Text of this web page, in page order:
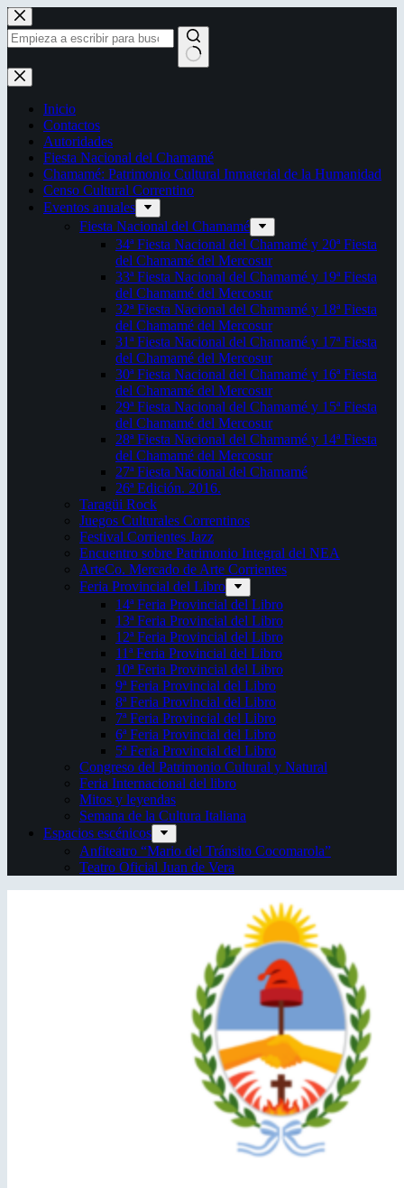
Saltar
al
contenido
Sin
resultados
Inicio
Contactos
Autoridades
Fiesta Nacional del Chamamé
Chamamé: Patrimonio Cultural Inmaterial de la Humanidad
Censo Cultural Correntino
Eventos anuales
Fiesta Nacional del Chamamé
34ª Fiesta Nacional del Chamamé y 20ª Fiesta
del Chamamé del Mercosur
33ª Fiesta Nacional del Chamamé y 19ª Fiesta
del Chamamé del Mercosur
32ª Fiesta Nacional del Chamamé y 18ª Fiesta
del Chamamé del Mercosur
31ª Fiesta Nacional del Chamamé y 17ª Fiesta
del Chamamé del Mercosur
30ª Fiesta Nacional del Chamamé y 16ª Fiesta
del Chamamé del Mercosur
29ª Fiesta Nacional del Chamamé y 15ª Fiesta
del Chamamé del Mercosur
28ª Fiesta Nacional del Chamamé y 14ª Fiesta
del Chamamé del Mercosur
27ª Fiesta Nacional del Chamamé
26ª Edición. 2016.
Taragüi Rock
Juegos Culturales Correntinos
Festival Corrientes Jazz
Encuentro sobre Patrimonio Integral del NEA
ArteCo. Mercado de Arte Corrientes
Feria Provincial del Libro
14ª Feria Provincial del Libro
13ª Feria Provincial del Libro
12ª Feria Provincial del Libro
11ª Feria Provincial del Libro
10ª Feria Provincial del Libro
9ª Feria Provincial del Libro
8ª Feria Provincial del Libro
7ª Feria Provincial del Libro
6ª Feria Provincial del Libro
5ª Feria Provincial del Libro
Congreso del Patrimonio Cultural y Natural
Feria Internacional del libro
Mitos y leyendas
Semana de la Cultura Italiana
Espacios escénicos
Anfiteatro “Mario del Tránsito Cocomarola”
Teatro Oficial Juan de Vera